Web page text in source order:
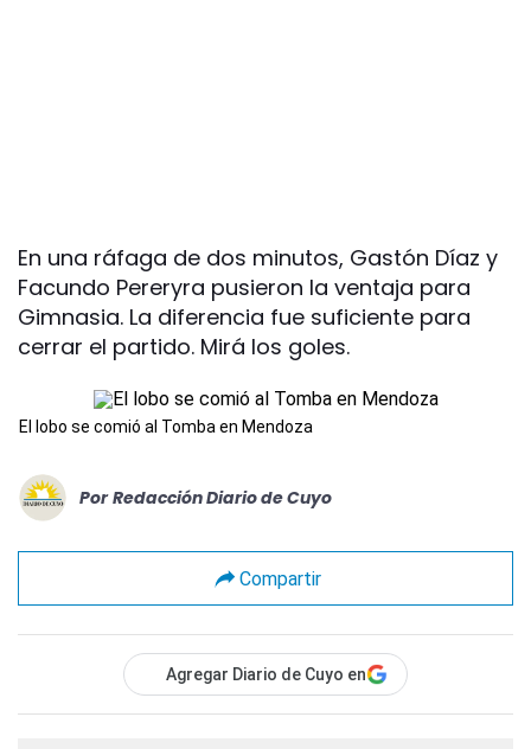
En una ráfaga de dos minutos, Gastón Díaz y
Facundo Pereryra pusieron la ventaja para
Gimnasia. La diferencia fue suficiente para
cerrar el partido. Mirá los goles.
El lobo se comió al Tomba en Mendoza
Por Redacción Diario de Cuyo
Compartir
Agregar Diario de Cuyo en